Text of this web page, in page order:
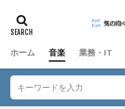
ホーム 音楽 業務・IT